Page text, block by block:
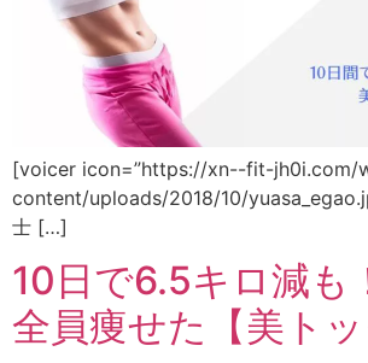
[voicer icon=”https://xn--fit-jh0i.com/
content/uploads/2018/10/
士 […]
10日で6.5キロ減も
全員痩せた【美トッ